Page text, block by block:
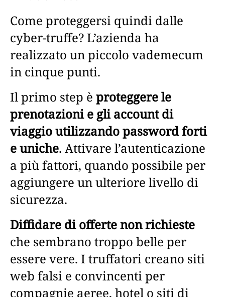
Come proteggersi quindi dalle
cyber-truffe? L’azienda ha
realizzato un piccolo vademecum
in cinque punti.
Il primo step è proteggere le
prenotazioni e gli account di
viaggio utilizzando password forti
e uniche. Attivare l’autenticazione
a più fattori, quando possibile per
aggiungere un ulteriore livello di
sicurezza.
Diffidare di offerte non richieste
che sembrano troppo belle per
essere vere. I truffatori creano siti
web falsi e convincenti per
compagnie aeree, hotel o siti di